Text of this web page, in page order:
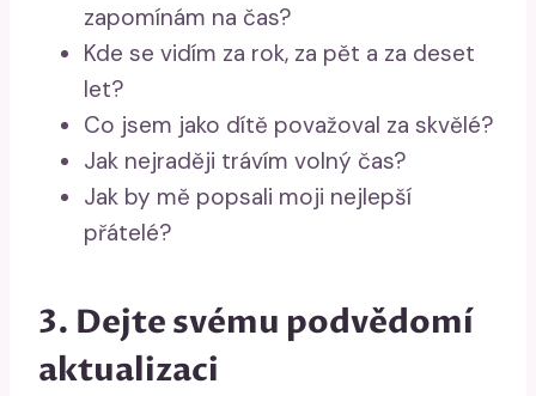
zapomínám na čas?
Kde se vidím za rok, za pět a za deset
let?
Co jsem jako dítě považoval za skvělé?
Jak nejraději trávím volný čas?
Jak by mě popsali moji nejlepší
přátelé?
3. Dejte svému podvědomí
aktualizaci